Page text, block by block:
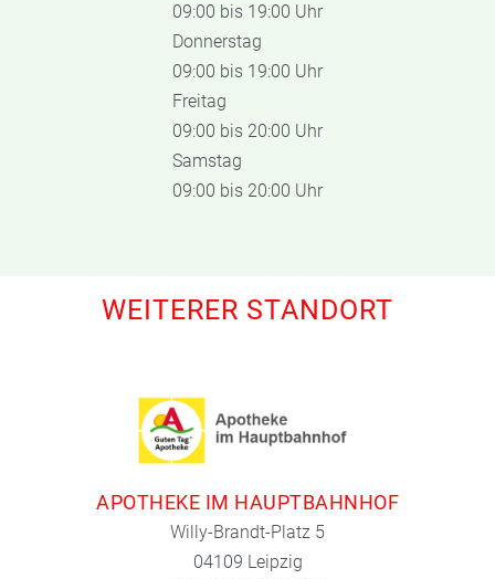
09:00 bis 19:00 Uhr
Donnerstag
09:00 bis 19:00 Uhr
Freitag
09:00 bis 20:00 Uhr
Samstag
09:00 bis 20:00 Uhr
WEITERER STANDORT
APOTHEKE IM HAUPTBAHNHOF
Willy-Brandt-Platz 5
04109 Leipzig